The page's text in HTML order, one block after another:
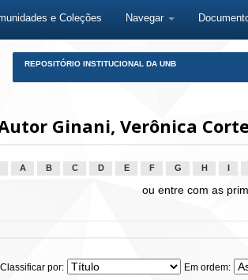
e Coleções Navegar
REPOSITÓRIO INSTITUCIONAL DA UNB
Ginani, Verônica
A B C D E F G H
ou entre com as
Classificar por: Em ordem: